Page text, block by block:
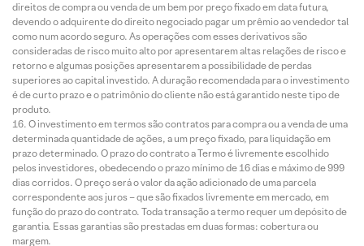
direitos de compra ou venda de um bem por preço fixado em data futura,
devendo o adquirente do direito negociado pagar um prêmio ao vendedor tal
como num acordo seguro. As operações com esses derivativos são
consideradas de risco muito alto por apresentarem altas relações de risco e
retorno e algumas posições apresentarem a possibilidade de perdas
superiores ao capital investido. A duração recomendada para o investimento
é de curto prazo e o patrimônio do cliente não está garantido neste tipo de
produto.
O investimento em termos são contratos para compra ou a venda de uma
determinada quantidade de ações, a um preço fixado, para liquidação em
prazo determinado. O prazo do contrato a Termo é livremente escolhido
pelos investidores, obedecendo o prazo mínimo de 16 dias e máximo de 999
dias corridos. O preço será o valor da ação adicionado de uma parcela
correspondente aos juros – que são fixados livremente em mercado, em
função do prazo do contrato. Toda transação a termo requer um depósito de
garantia. Essas garantias são prestadas em duas formas: cobertura ou
margem.